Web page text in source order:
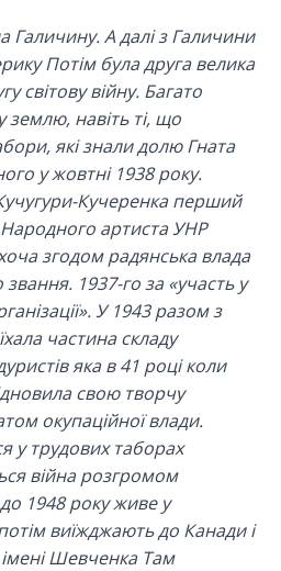
Галичину. А далі з Галичини
Потім була друга велика
світову війну. Багато
навіть ті, що
які знали долю Гната
у жовтні 1938 року.
Кучеренка перший
артиста УНР
згодом радянська влада
1937-го за «участь у
У 1943 разом з
частина складу
яка в 41 році коли
свою творчу
окупаційної влади.
у трудових таборах
війна розгромом
1948 року живе у
виїжджають до Канади і
Шевченка Там